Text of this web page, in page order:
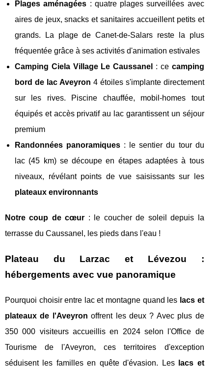
Plages aménagées : quatre plages surveillées avec
aires de jeux, snacks et sanitaires accueillent petits et
grands. La plage de Canet-de-Salars reste la plus
fréquentée grâce à ses activités d'animation estivales
Camping Ciela Village Le Caussanel
: ce camping
bord de lac Aveyron 4 étoiles s'implante directement
sur les rives. Piscine chauffée, mobil-homes tout
équipés et accès privatif au lac garantissent un séjour
premium
Randonnées panoramiques : le sentier du tour du
lac (45 km) se découpe en étapes adaptées à tous
niveaux, révélant points de vue saisissants sur les
plateaux environnants
Notre coup de cœur : le coucher de soleil depuis la
terrasse du Caussanel, les pieds dans l'eau !
Plateau du Larzac et Lévezou :
hébergements avec vue panoramique
Pourquoi choisir entre lac et montagne quand les lacs et
plateaux de l'Aveyron offrent les deux ? Avec plus de
350 000 visiteurs accueillis en 2024 selon l'Office de
Tourisme de l'Aveyron, ces territoires d'exception
séduisent les familles en quête d'évasion. Les
lacs et